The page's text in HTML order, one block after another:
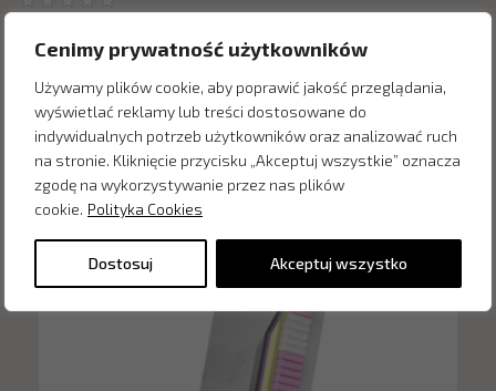
Cenimy prywatność użytkowników
Używamy plików cookie, aby poprawić jakość przeglądania,
wyświetlać reklamy lub treści dostosowane do
indywidualnych potrzeb użytkowników oraz analizować ruch
na stronie. Kliknięcie przycisku „Akceptuj wszystkie” oznacza
zgodę na wykorzystywanie przez nas plików
cookie. Polityka Cookies
Dostosuj Akceptuj wszystko
Inne produkty z kategorii